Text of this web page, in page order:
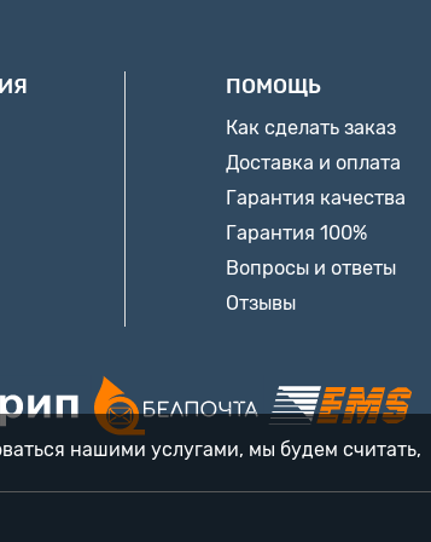
ПОМОЩЬ
Как сделать заказ
Доставка и оплата
Гарантия качества
Гарантия 100%
Вопросы и ответы
Отзывы
нашими услугами, мы будем считать,